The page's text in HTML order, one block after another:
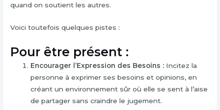
quand on soutient les autres.
Voici toutefois quelques pistes :
Pour être présent :
Encourager l’Expression des Besoins : Incitez la
personne à exprimer ses besoins et opinions, en
créant un environnement sûr où elle se sent à l’aise
de partager sans craindre le jugement.